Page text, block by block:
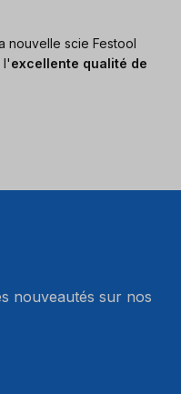
nouvelle scie Festool
l'excellente qualité de
nouveautés sur nos